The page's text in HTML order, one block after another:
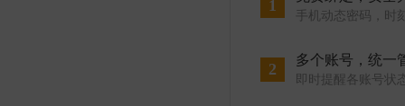
1
手机动态密码，时
2
多个账号，统一
即时提醒各账号状